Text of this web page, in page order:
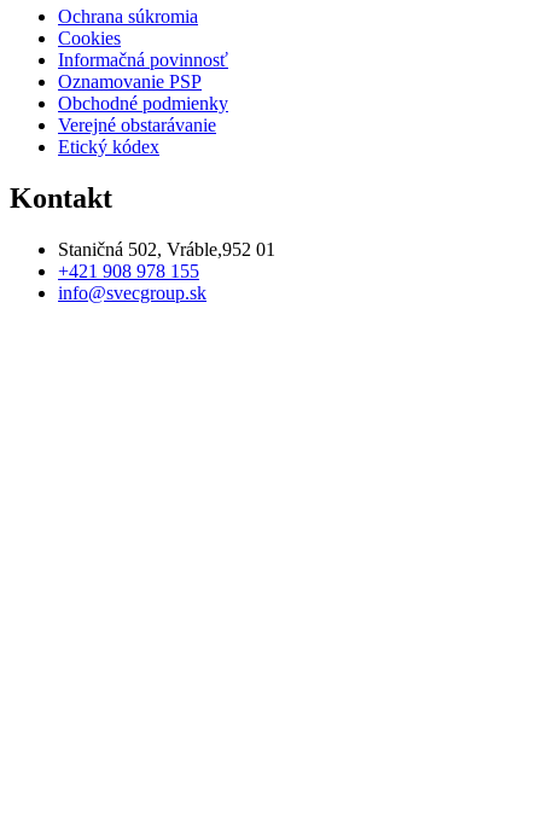
Ochrana súkromia
Cookies
Informačná povinnosť
Oznamovanie PSP
Obchodné podmienky
Verejné obstarávanie
Etický kódex
Kontakt
Staničná 502, Vráble,952 01
+421 908 978 155
info@svecgroup.sk